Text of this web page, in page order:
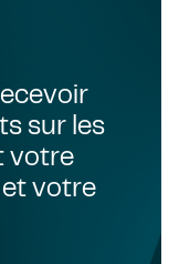
sur les
votre
votre